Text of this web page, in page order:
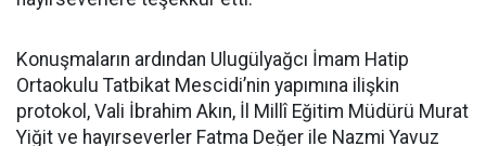
Konuşmaların ardından Ulugülyağcı İmam Hatip
Ortaokulu Tatbikat Mescidi’nin yapımına ilişkin
protokol, Vali İbrahim Akın, İl Millî Eğitim Müdürü Murat
Yiğit ve hayırseverler Fatma Değer ile Nazmi Yavuz